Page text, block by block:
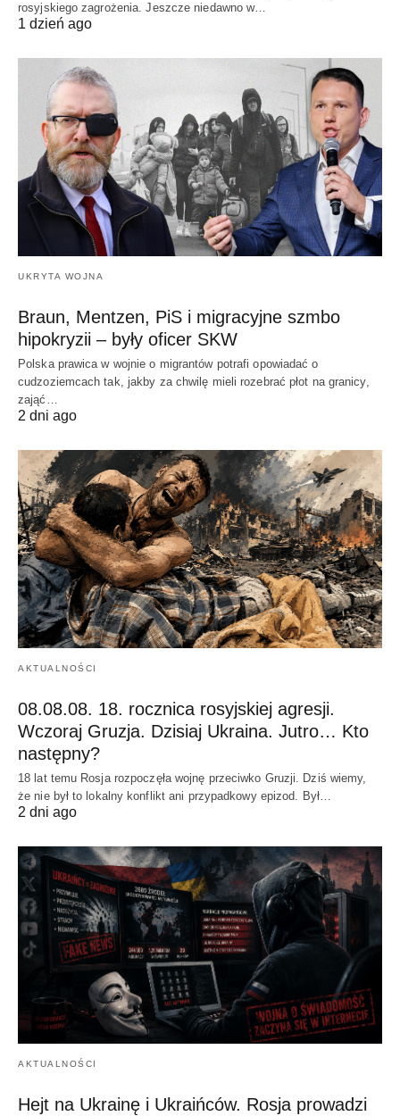
rosyjskiego zagrożenia. Jeszcze niedawno w…
1 dzień ago
UKRYTA WOJNA
Braun, Mentzen, PiS i migracyjne szmbo
hipokryzii – były oficer SKW
Polska prawica w wojnie o migrantów potrafi opowiadać o
cudzoziemcach tak, jakby za chwilę mieli rozebrać płot na granicy,
zająć…
2 dni ago
AKTUALNOŚCI
08.08.08. 18. rocznica rosyjskiej agresji.
Wczoraj Gruzja. Dzisiaj Ukraina. Jutro… Kto
następny?
18 lat temu Rosja rozpoczęła wojnę przeciwko Gruzji. Dziś wiemy,
że nie był to lokalny konflikt ani przypadkowy epizod. Był…
2 dni ago
AKTUALNOŚCI
Hejt na Ukrainę i Ukraińców. Rosja prowadzi